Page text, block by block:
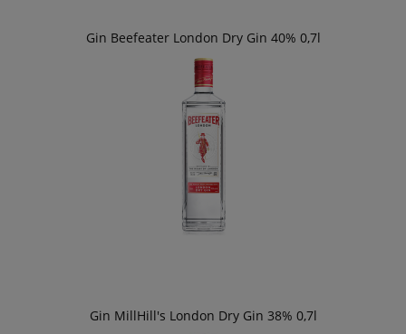
Gin Beefeater London Dry Gin 40% 0,7l
Gin MillHill's London Dry Gin 38% 0,7l